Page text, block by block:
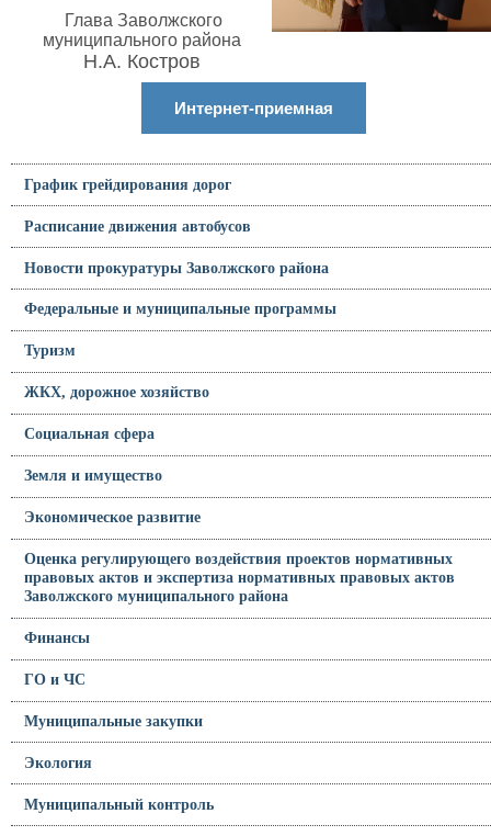
Глава Заволжского
муниципального района
Н.А. Костров
Интернет-приемная
График грейдирования дорог
Расписание движения автобусов
Новости прокуратуры Заволжского района
Федеральные и муниципальные программы
Туризм
ЖКХ, дорожное хозяйство
Социальная сфера
Земля и имущество
Экономическое развитие
Оценка регулирующего воздействия проектов нормативных
правовых актов и экспертиза нормативных правовых актов
Заволжского муниципального района
Финансы
ГО и ЧС
Муниципальные закупки
Экология
Муниципальный контроль